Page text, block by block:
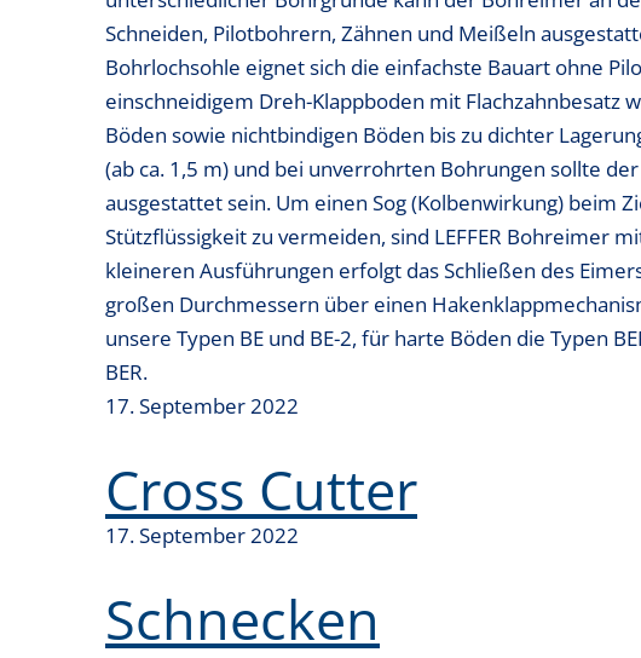
Schneiden, Pilotbohrern, Zähnen und Meißeln
Bohrlochsohle eignet sich die einfachste Bauart ohne
einschneidigem Dreh-Klappboden mit Flachzahnbesatz
Böden sowie nichtbindigen Böden bis zu dichter
(ab ca. 1,5 m) und bei unverrohrten Bohrungen sollte
ausgestattet sein. Um einen Sog (Kolbenwirkung) beim
Stützflüssigkeit zu vermeiden, sind LEFFER Bohreimer
kleineren Ausführungen erfolgt das Schließen des
großen Durchmessern über einen
unsere Typen BE und BE-2, für harte Böden die Typen
BER.
17. September 2022
Cross Cutter
17. September 2022
Schnecken